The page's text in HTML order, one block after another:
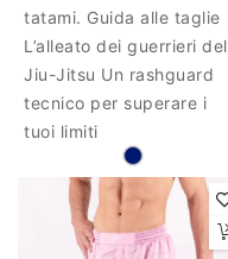
tatami. Guida alle taglie
L’alleato dei guerrieri del
Jiu-Jitsu Un rashguard
tecnico per superare i
tuoi limiti